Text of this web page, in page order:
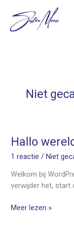
naar
Niet
Hallo
1 reactie /Niet
Welkom bij
verwijder het, start
Hallo
Meer lezen »